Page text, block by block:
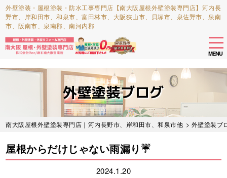
Skip
MENU
外壁塗装・屋根塗装・防水工事専門店【南大阪屋根外壁塗装専門店】河内長
野市、岸和田市、和泉市、富田林市、大阪狭山市、貝塚市、泉佐野市、泉南
市、阪南市、泉南郡、南河内郡
外壁塗装ブログ
南大阪屋根外壁塗装専門店｜河内長野市、岸和田市、和泉市他 > 外壁塗装ブ
屋根からだけじゃない雨漏り☔
2024.1.20